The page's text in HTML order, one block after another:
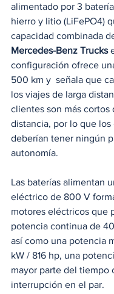
alimentado por 3
hierro y litio (LiFePO4)
capacidad combinada
Mercedes-Benz Trucks
configuración ofrece
500 km y  señala que
los viajes de larga
clientes son más cortos
distancia, por lo que
deberían tener ningún
autonomía.
Las baterías alimentan
eléctrico de 800 V
motores eléctricos que
potencia continua de
así como una potencia
kW / 816 hp, una
mayor parte del tiempo
interrupción en el par.